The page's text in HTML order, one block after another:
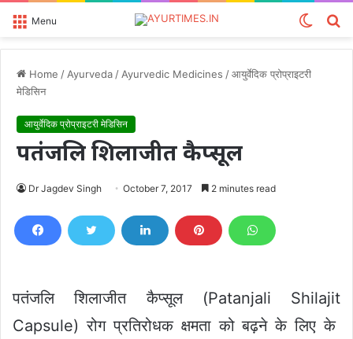
Menu
Switch
Home / Ayurveda / Ayurvedic Medicines /आयुर्वेदिक प्रोप्राइटरी
मेडिसिन
आयुर्वेदिक प्रोप्राइटरी मेडिसिन
पतंजलि शिलाजीत कैप्सूल
Dr Jagdev Singh October 7, 2017 2 minutes read
पतंजलि शिलाजीत कैप्सूल (Patanjali Shilajit
Capsule) रोग प्रतिरोधक क्षमता को बढ़ने के लिए के